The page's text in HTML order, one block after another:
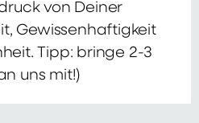
von Deiner
Gewissenhaftigkeit
Tipp: bringe 2-3
uns mit!)